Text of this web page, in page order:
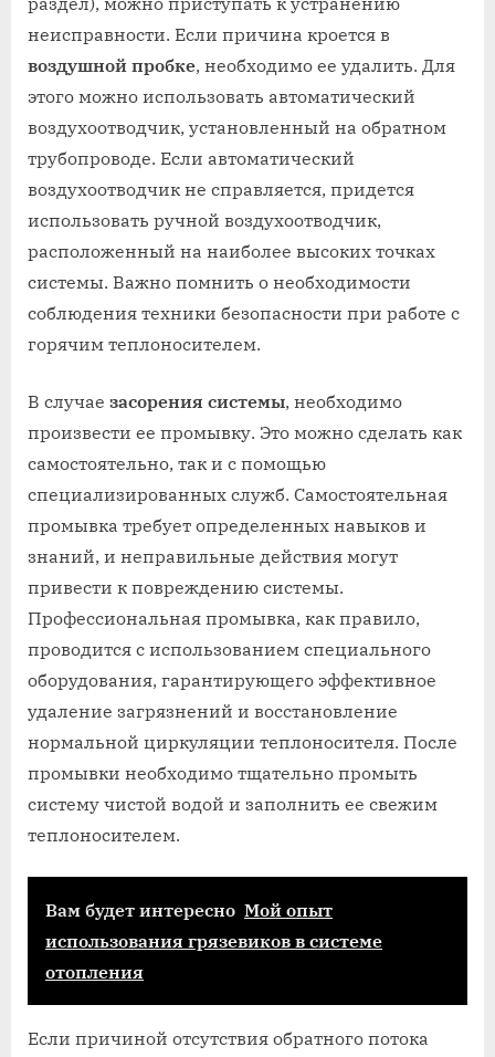
неисправности. Если причина кроется в
воздушной пробке, необходимо ее удалить. Для
этого можно использовать автоматический
воздухоотводчик, установленный на обратном
трубопроводе. Если автоматический
воздухоотводчик не справляется, придется
использовать ручной воздухоотводчик,
расположенный на наиболее высоких точках
системы. Важно помнить о необходимости
соблюдения техники безопасности при работе с
горячим теплоносителем.
В случае засорения системы, необходимо
произвести ее промывку. Это можно сделать как
самостоятельно, так и с помощью
специализированных служб. Самостоятельная
промывка требует определенных навыков и
знаний, и неправильные действия могут
привести к повреждению системы.
Профессиональная промывка, как правило,
проводится с использованием специального
оборудования, гарантирующего эффективное
удаление загрязнений и восстановление
нормальной циркуляции теплоносителя. После
промывки необходимо тщательно промыть
систему чистой водой и заполнить ее свежим
теплоносителем.
Вам будет интересно Мой опыт
использования грязевиков в системе
отопления
Если причиной отсутствия обратного потока